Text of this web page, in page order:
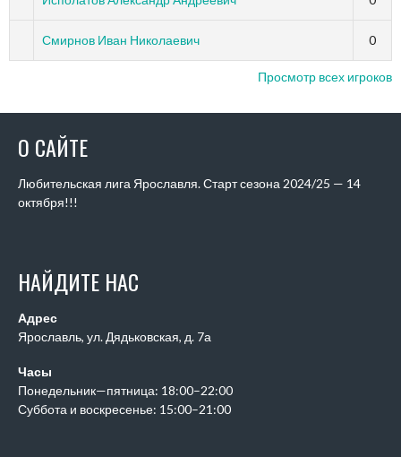
Смирнов Иван Николаевич 0
Просмотр всех игроков
О САЙТЕ
Любительская лига Ярославля. Старт сезона 2024/25 — 14
октября!!!
НАЙДИТЕ НАС
Адрес
Ярославль, ул. Дядьковская, д. 7а
Часы
Понедельник—пятница: 18:00–22:00
Суббота и воскресенье: 15:00–21:00